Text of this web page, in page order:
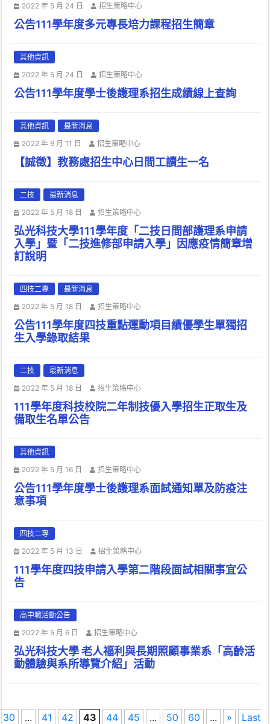
2022 年 5 月 24 日
招生策略中心
公告111學年度多元專長培力課程招生簡章
其他資訊
2022 年 5 月 24 日
招生策略中心
公告111學年度學士後護理系招生成績線上查詢
其他資訊
最新消息
2022 年 6 月 11 日
招生策略中心
【誠徵】教務處招生中心日間工讀生一名
二技
最新消息
2022 年 5 月 18 日
招生策略中心
弘光科技大學111學年度「二技日間部護理系申請
入學」暨「二技進修部申請入學」因應疫情簡章增
訂說明
四技二專
最新消息
2022 年 5 月 18 日
招生策略中心
公告111學年度四技重點運動項目績優學生單獨招
生入學錄取結果
二技
最新消息
2022 年 5 月 18 日
招生策略中心
111學年度科技校院二年制技優入學招生正取生及
備取生名單公告
其他資訊
2022 年 5 月 16 日
招生策略中心
公告111學年度學士後護理系面試通知單及防疫注
意事項
四技二專
2022 年 5 月 13 日
招生策略中心
111學年度四技申請入學第二階段面試相關事宜公
告
高中職活動公告
2022 年 5 月 6 日
招生策略中心
弘光科技大學 老人福利與長期照顧事業系「高齡活
動體驗與系所導覽介紹」活動
30 ... 41 42 43 44 45 ... 50 60 ... » Last